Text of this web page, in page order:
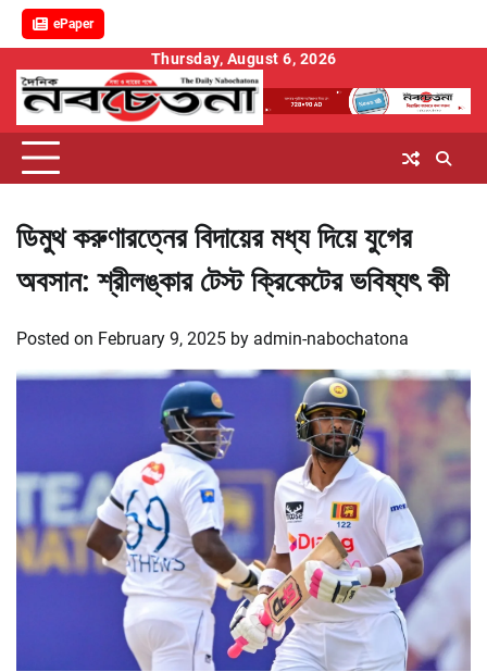
ePaper
content
Thursday, August 6, 2026
ডিমুথ করুণারত্নের বিদায়ের মধ্য দিয়ে যুগের
অবসান: শ্রীলঙ্কার টেস্ট ক্রিকেটের ভবিষ্যৎ কী
Posted on February 9, 2025 by admin-nabochatona